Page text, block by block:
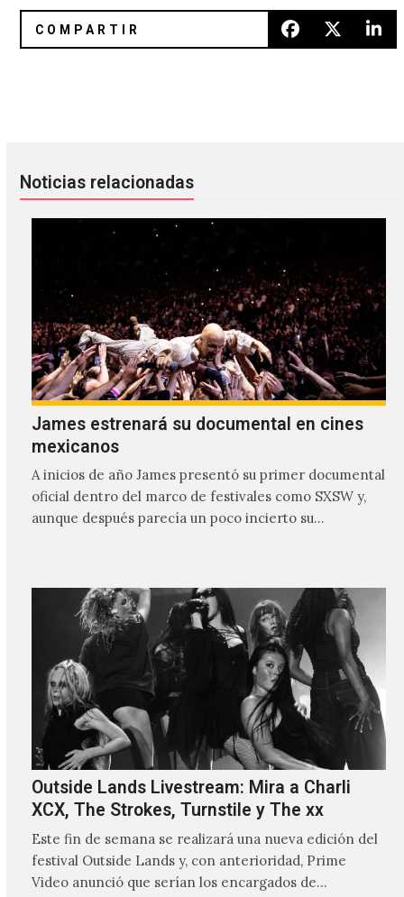
Noticias relacionadas
James estrenará su documental en cines
mexicanos
A inicios de año James presentó su primer documental
oficial dentro del marco de festivales como SXSW y,
aunque después parecía un poco incierto su…
Outside Lands Livestream: Mira a Charli
XCX, The Strokes, Turnstile y The xx
Este fin de semana se realizará una nueva edición del
festival Outside Lands y, con anterioridad, Prime
Video anunció que serían los encargados de